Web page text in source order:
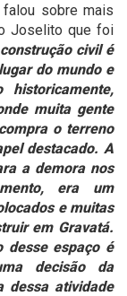
falou sobre mais
Joselito que foi
construção civil é
do mundo e
muita gente
o terreno
destacado. A
a demora nos
era um
e muitas
em Gravatá.
desse espaço é
decisão da
dessa atividade